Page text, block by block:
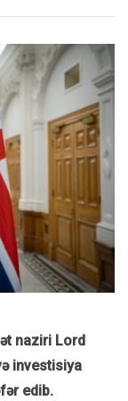
naziri Lord
investisiya
edib.